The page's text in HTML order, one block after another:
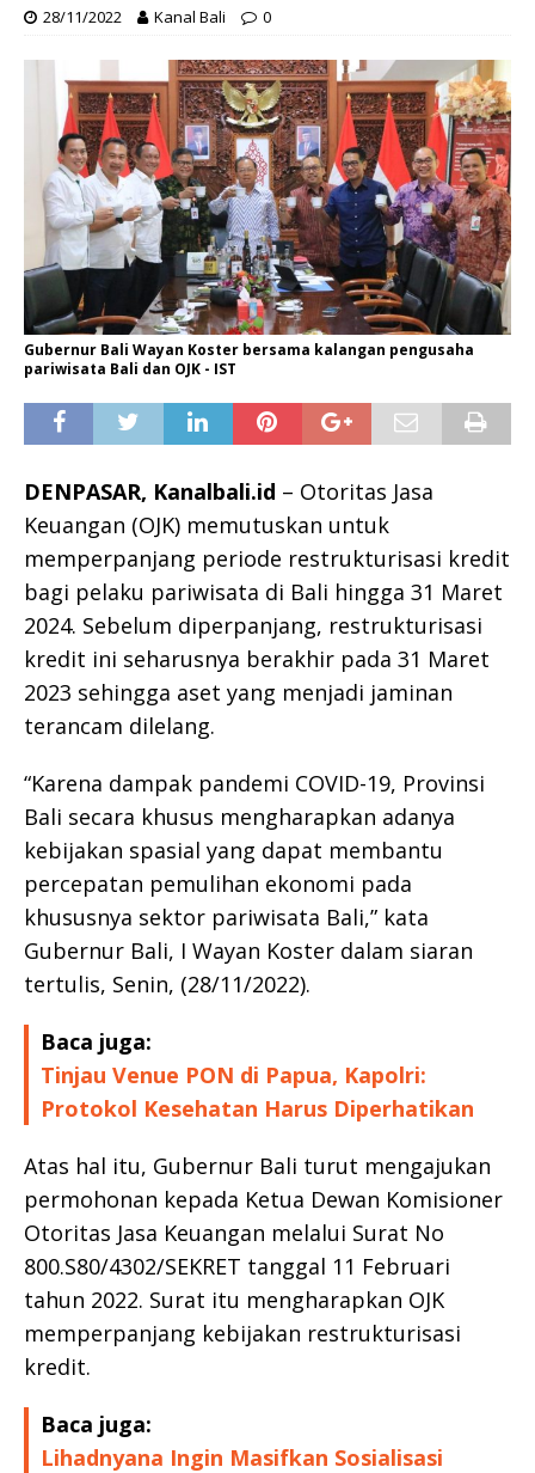
28/11/2022 Kanal Bali 0
Gubernur Bali Wayan Koster bersama kalangan pengusaha
pariwisata Bali dan OJK - IST
DENPASAR, Kanalbali.id – Otoritas Jasa
Keuangan (OJK) memutuskan untuk
memperpanjang periode restrukturisasi kredit
bagi pelaku pariwisata di Bali hingga 31 Maret
2024. Sebelum diperpanjang, restrukturisasi
kredit ini seharusnya berakhir pada 31 Maret
2023 sehingga aset yang menjadi jaminan
terancam dilelang.
“Karena dampak pandemi COVID-19, Provinsi
Bali secara khusus mengharapkan adanya
kebijakan spasial yang dapat membantu
percepatan pemulihan ekonomi pada
khususnya sektor pariwisata Bali,” kata
Gubernur Bali, I Wayan Koster dalam siaran
tertulis, Senin, (28/11/2022).
Baca juga:
Tinjau Venue PON di Papua, Kapolri:
Protokol Kesehatan Harus Diperhatikan
Atas hal itu, Gubernur Bali turut mengajukan
permohonan kepada Ketua Dewan Komisioner
Otoritas Jasa Keuangan melalui Surat No
800.S80/4302/SEKRET tanggal 11 Februari
tahun 2022. Surat itu mengharapkan OJK
memperpanjang kebijakan restrukturisasi
kredit.
Baca juga:
Lihadnyana Ingin Masifkan Sosialisasi